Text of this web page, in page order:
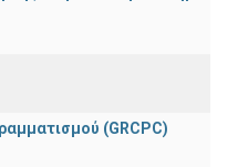
(GRCPC)